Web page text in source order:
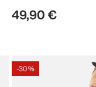
49,90 €
-30 %